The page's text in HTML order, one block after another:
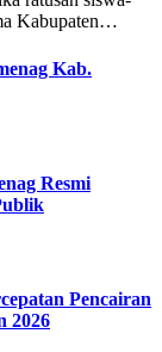
Kabupaten…
Kab.
Resmi
Pencairan
2026